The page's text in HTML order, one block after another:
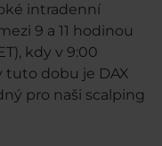
intradenní
9 a 11 hodinou
kdy v 9:00
tuto dobu je DAX
pro naši scalping